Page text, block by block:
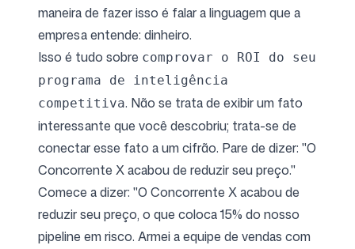
maneira de fazer isso é falar a linguagem que a
empresa entende: dinheiro.
Isso é tudo sobre comprovar o ROI do seu
programa de inteligência
competitiva. Não se trata de exibir um fato
interessante que você descobriu; trata-se de
conectar esse fato a um cifrão. Pare de dizer: "O
Concorrente X acabou de reduzir seu preço."
Comece a dizer: "O Concorrente X acabou de
reduzir seu preço, o que coloca 15% do nosso
pipeline em risco. Armei a equipe de vendas com